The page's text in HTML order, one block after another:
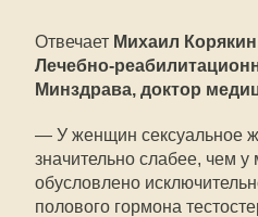
Отвечает Михаил
Лечебно-
Минздрава, доктор
— У женщин сексуальное
значительно слабее, чем
обусловлено
полового гормона